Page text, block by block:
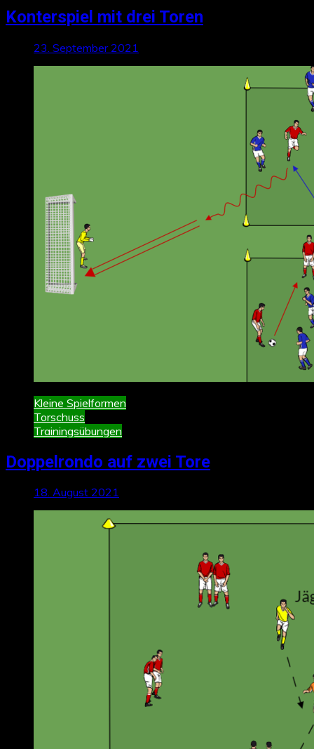
Konterspiel mit drei Toren
23. September 2021
Kleine Spielformen
Torschuss
Trainingsübungen
Doppelrondo auf zwei Tore
18. August 2021